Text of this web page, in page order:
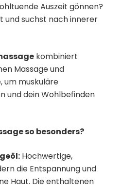
Auszeit gönnen?
und suchst nach innerer
kombiniert
Massage und
um muskuläre
und dein Wohlbefinden
so besonders?
Hochwertige,
die Entspannung und
Haut. Die enthaltenen